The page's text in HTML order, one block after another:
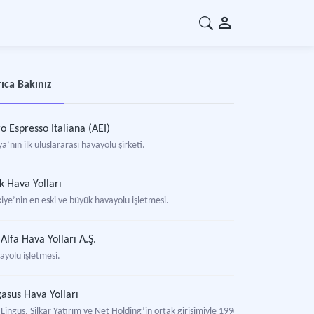
Bakınız
Espresso Italiana (AEI)
ilk uluslararası havayolu şirketi.
Hava Yolları
en eski ve büyük havayolu işletmesi.
Hava Yolları A.Ş.
işletmesi.
Hava Yolları
Silkar Yatırım ve Net Holding’in ortak girişimiyle 1990 yılında kurulan